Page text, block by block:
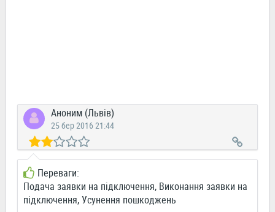
Аноним (Львів)
25 бер 2016 21:44
Переваги:
Подача заявки на підключення, Виконання заявки на
підключення, Усунення пошкоджень